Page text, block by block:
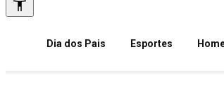
Dia dos Pais Esportes